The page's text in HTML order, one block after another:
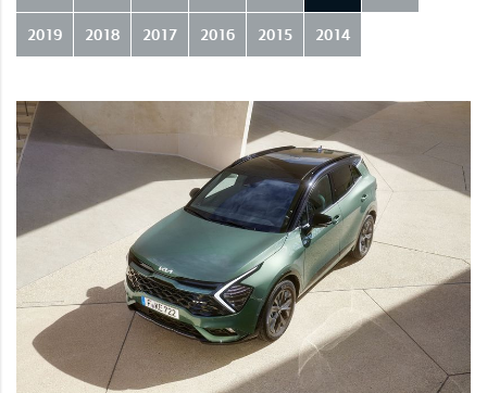
2019 2018 2017 2016 2015 2014